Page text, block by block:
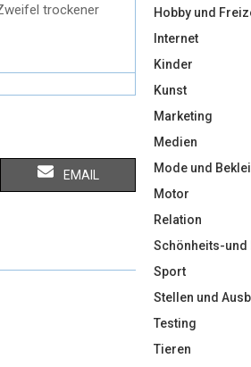
trockener
EMAIL
Hobby und
Internet
Kinder
Kunst
Marketing
Medien
Mode und
Motor
Relation
Schönheits-
Sport
Stellen und
Testing
Tieren